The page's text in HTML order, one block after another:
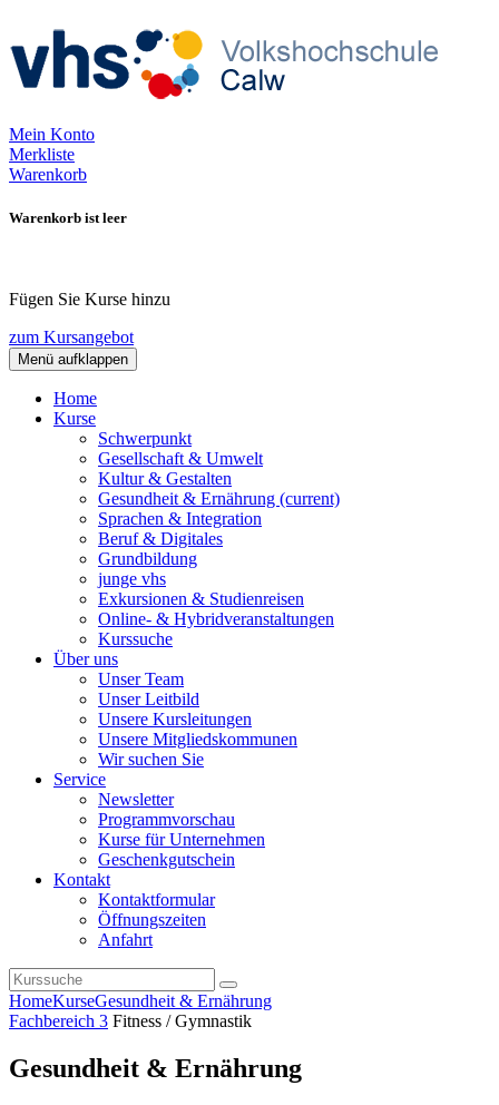
Mein Konto
Merkliste
Warenkorb
Warenkorb ist leer
Fügen Sie Kurse hinzu
zum Kursangebot
Menü aufklappen
Home
Kurse
Schwerpunkt
Gesellschaft & Umwelt
Kultur & Gestalten
Gesundheit & Ernährung (current)
Sprachen & Integration
Beruf & Digitales
Grundbildung
junge vhs
Exkursionen & Studienreisen
Online- & Hybridveranstaltungen
Kurssuche
Über uns
Unser Team
Unser Leitbild
Unsere Kursleitungen
Unsere Mitgliedskommunen
Wir suchen Sie
Service
Newsletter
Programmvorschau
Kurse für Unternehmen
Geschenkgutschein
Kontakt
Kontaktformular
Öffnungszeiten
Anfahrt
HomeKurseGesundheit & Ernährung
Fachbereich 3 Fitness / Gymnastik
Gesundheit & Ernährung